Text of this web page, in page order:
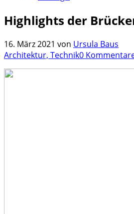
Highlights der
16. März 2021 von Ursula Baus
Architektur, Technik0